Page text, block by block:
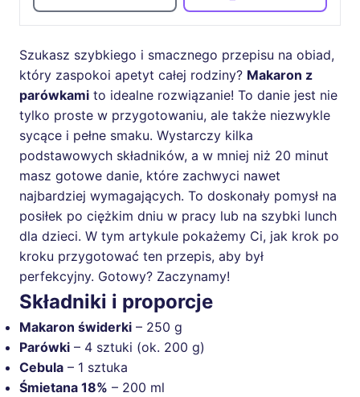
Szukasz szybkiego i smacznego przepisu na obiad,
który zaspokoi apetyt całej rodziny? Makaron z
parówkami to idealne rozwiązanie! To danie jest nie
tylko proste w przygotowaniu, ale także niezwykle
sycące i pełne smaku. Wystarczy kilka
podstawowych składników, a w mniej niż 20 minut
masz gotowe danie, które zachwyci nawet
najbardziej wymagających. To doskonały pomysł na
posiłek po ciężkim dniu w pracy lub na szybki lunch
dla dzieci. W tym artykule pokażemy Ci, jak krok po
kroku przygotować ten przepis, aby był
perfekcyjny. Gotowy? Zaczynamy!
Składniki i proporcje
Makaron świderki – 250 g
Parówki – 4 sztuki (ok. 200 g)
Cebula – 1 sztuka
Śmietana 18% – 200 ml